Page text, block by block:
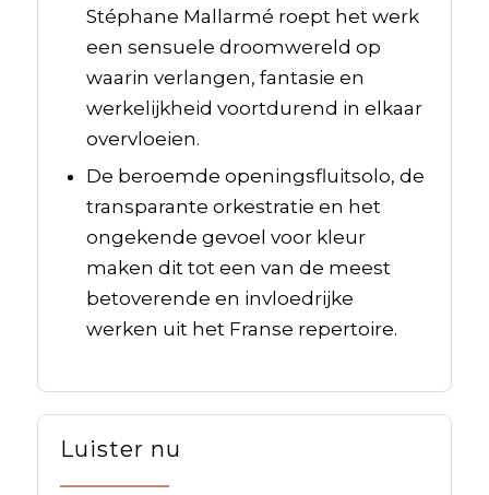
Stéphane Mallarmé roept het werk
een sensuele droomwereld op
waarin verlangen, fantasie en
werkelijkheid voortdurend in elkaar
overvloeien.
De beroemde openingsfluitsolo, de
transparante orkestratie en het
ongekende gevoel voor kleur
maken dit tot een van de meest
betoverende en invloedrijke
werken uit het Franse repertoire.
Luister nu